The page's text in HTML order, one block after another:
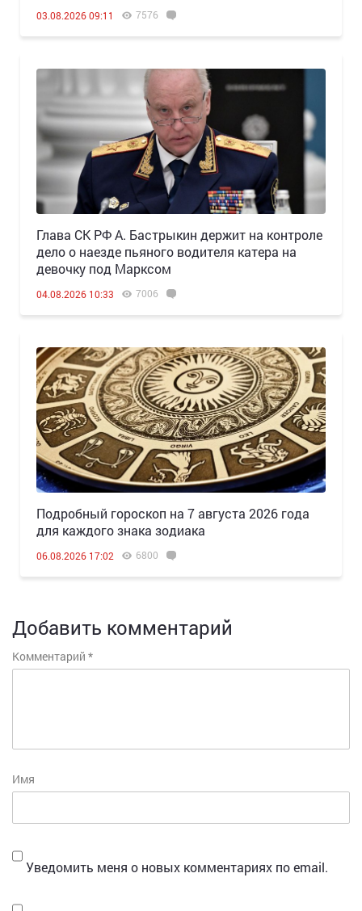
03.08.2026 09:11 7576
Глава СК РФ А. Бастрыкин держит на контроле
дело о наезде пьяного водителя катера на
девочку под Марксом
04.08.2026 10:33 7006
Подробный гороскоп на 7 августа 2026 года
для каждого знака зодиака
06.08.2026 17:02 6800
Добавить комментарий
Комментарий *
Имя
Уведомить меня о новых комментариях по email.